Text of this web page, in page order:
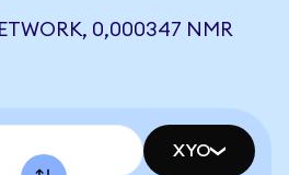
0,000347 NMR
XYO